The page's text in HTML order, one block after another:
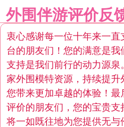
外围伴游评价反
衷心感谢每一位十年来一
台的朋友们！您的满意是
支持是我们前行的动力源
家外围模特资源，持续提
您带来更加卓越的体验！
评价的朋友们，您的宝贵
将一如既往地为您提供无与